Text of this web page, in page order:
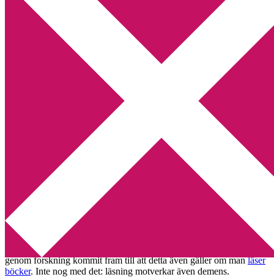
Hem
Boktolva
Författarfemman
Kontakt
Webbshop Amazon
Utskriftscentralen
Min tv-blogg
You are here:Home Läsning förlänger livet
Läsning förlänger livet
2010-03-01 Annika
Att ett gott skratt förlänger livet är ett välkänt ordspråk. Nu har man
genom forskning kommit fram till att detta även gäller om manläser
böcker. Inte nog med det: läsning motverkar även demens.